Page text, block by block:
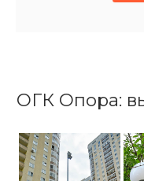
ОГК Опора: